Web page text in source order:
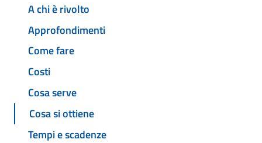
A chi è rivolto
Approfondimenti
Come fare
Costi
Cosa serve
Cosa si ottiene
Tempi e scadenze